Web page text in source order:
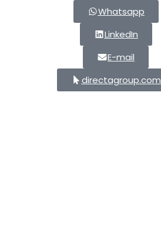
Whatsapp
LinkedIn
E-mail
directagroup.com